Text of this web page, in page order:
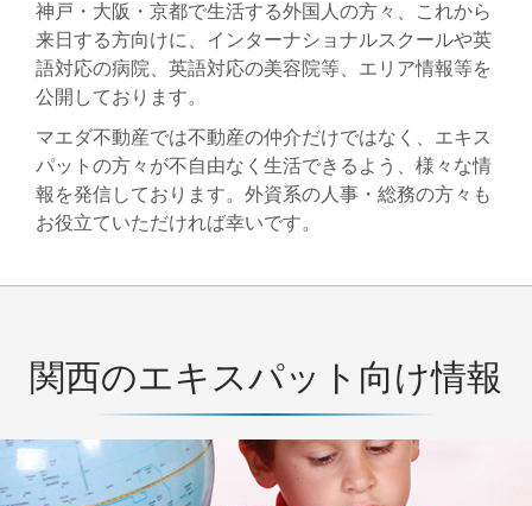
神戸・大阪・京都で生活する外国人の方々、これから
来日する方向けに、インターナショナルスクールや英
語対応の病院、英語対応の美容院等、エリア情報等を
公開しております。
マエダ不動産では不動産の仲介だけではなく、エキス
パットの方々が不自由なく生活できるよう、様々な情
報を発信しております。外資系の人事・総務の方々も
お役立ていただければ幸いです。
関西のエキスパット向け情報